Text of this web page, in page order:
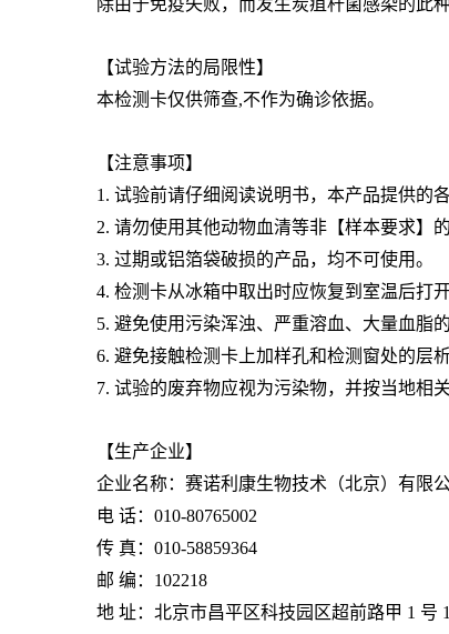
除由于免疫失败，而发生炭疽杆菌感染的此种
本检测卡仅供筛查,不作为确诊依据。
【注意事项】
1. 试验前请仔细阅读说明书，本产品提供的
2. 请勿使用其他动物血清等非【样本要求】
3. 过期或铝箔袋破损的产品，均不可使用。
4. 检测卡从冰箱中取出时应恢复到室温后打
5. 避免使用污染浑浊、严重溶血、大量 血脂
7. 试验的废弃物应视为污染物，并按当地相
【生产企业】
企业名称：赛诺利康生物技术（北京）有限公
电 话：010-80765002
传 真：010-58859364